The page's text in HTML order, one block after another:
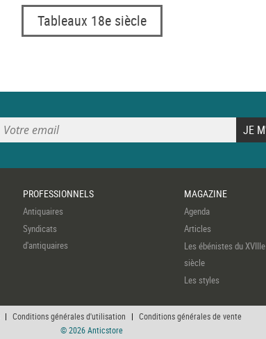
Tableaux 18e siècle
PROFESSIONNELS
Antiquaires
Syndicats
d'antiquaires
MAGAZINE
Agenda
Articles
Les ébénistes du XVIIIe
siècle
Les styles
| Conditions générales d'utilisation | Conditions générales de vente
© 2026 Anticstore